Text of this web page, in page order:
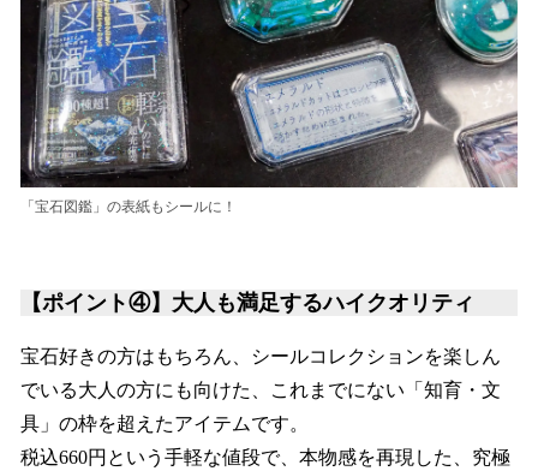
「宝石図鑑」の表紙もシールに！
【ポイント④】大人も満足するハイクオリティ
宝石好きの方はもちろん、シールコレクションを楽しん
でいる大人の方にも向けた、これまでにない「知育・文
具」の枠を超えたアイテムです。
税込660円という手軽な値段で、本物感を再現した、究極